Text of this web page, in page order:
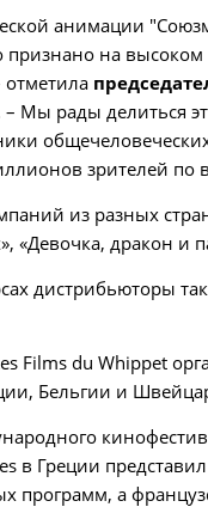
анимации
признано на
– Мы рады делиться
зрителей по
из разных
«Девочка, дракон и
дистрибьюторы
Films du Whippet
Бельгии и
в Греции
программ, а